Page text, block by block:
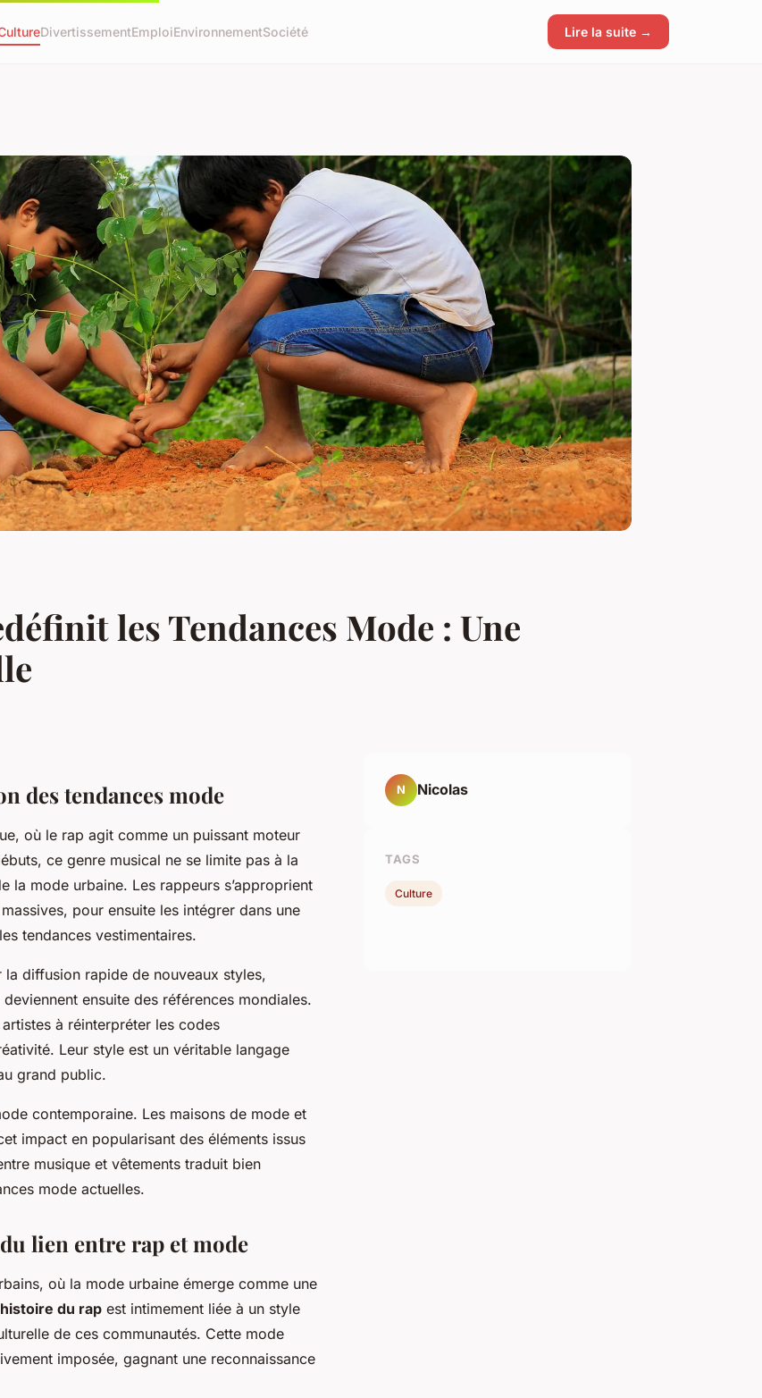
DivertissementEmploiEnvironnementSociété Lire la suite →
les Tendances Mode : Une
des tendances mode
où le rap agit comme un puissant moteur
ce genre musical ne se limite pas à la
la mode urbaine. Les rappeurs s’approprient
pour ensuite les intégrer dans une
tendances vestimentaires.
diffusion rapide de nouveaux styles,
ensuite des références mondiales.
à réinterpréter les codes
Leur style est un véritable langage
grand public.
contemporaine. Les maisons de mode et
impact en popularisant des éléments issus
musique et vêtements traduit bien
mode actuelles.
lien entre rap et mode
où la mode urbaine émerge comme une
histoire du rap est intimement liée à un style
de ces communautés. Cette mode
imposée, gagnant une reconnaissance
N Nicolas
TAGS
Culture